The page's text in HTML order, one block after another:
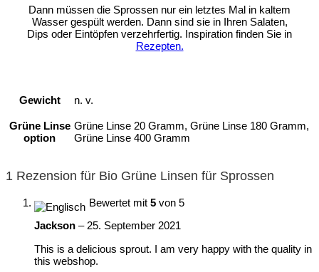
Dann müssen die Sprossen nur ein letztes Mal in kaltem
Wasser gespült werden. Dann sind sie in Ihren Salaten,
Dips oder Eintöpfen verzehrfertig. Inspiration finden Sie in
Rezepten.
Gewicht n. v.
Grüne Linse
option
Grüne Linse 20 Gramm, Grüne Linse 180 Gramm,
Grüne Linse 400 Gramm
1 Rezension für Bio Grüne Linsen für Sprossen
Bewertet mit 5 von 5
Jackson – 25. September 2021
This is a delicious sprout. I am very happy with the quality in
this webshop.